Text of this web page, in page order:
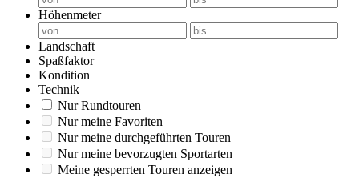
Höhenmeter
Landschaft
Spaßfaktor
Kondition
Technik
Nur Rundtouren
Nur meine Favoriten
Nur meine durchgeführten Touren
Nur meine bevorzugten Sportarten
Meine gesperrten Touren anzeigen